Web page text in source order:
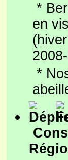
*
en
(hiver
*